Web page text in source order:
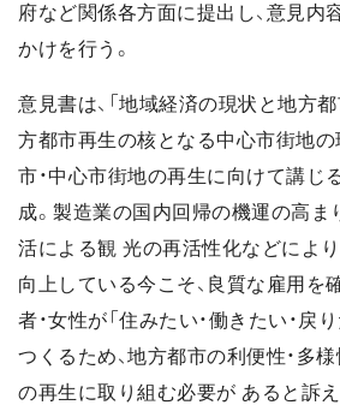
府など関係各方面に提出し、意見内
かけを行う。
意見書は、「地域経済の現状と地方
方都市再生の核となる中心市街地の
市・中心市街地の再生に向けて講じ
成。製造業の国内回帰の機運の高ま
活による観 光の再活性化などによ
向上している今こそ、良質な雇用を
者・女性が「住みたい・働きたい・戻
つくるため、地方都市の利便性・多
の再生に取り組む必要が あると訴え